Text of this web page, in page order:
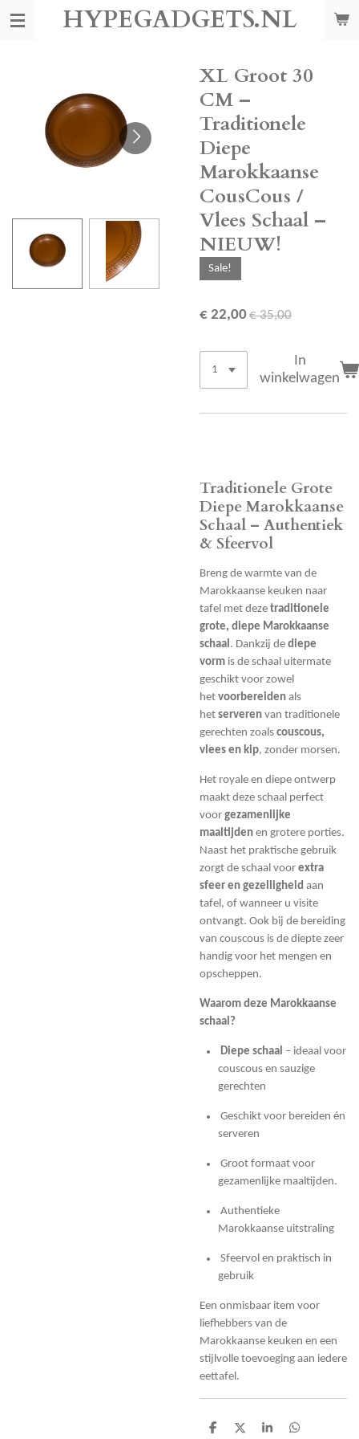
Ga
HYPEGADGETS.NL
XL Groot 30
CM –
Traditionele
Diepe
Marokkaanse
CousCous /
Vlees Schaal –
NIEUW!
Sale!
€ 22,00€ 35,00
In
winkelwagen
Traditionele Grote
Diepe Marokkaanse
Schaal – Authentiek
& Sfeervol
Breng de warmte van de
Marokkaanse keuken naar
tafel met deze traditionele
grote, diepe Marokkaanse
schaal . Dankzij de diepe
vorm is de schaal uitermate
geschikt voor zowel
het voorbereiden als
het serveren van traditionele
gerechten zoals couscous,
vlees en kip, zonder morsen.
Het royale en diepe ontwerp
maakt deze schaal perfect
voor gezamenlijke
maaltijden en grotere porties.
Naast het praktische gebruik
zorgt de schaal voor extra
sfeer en gezelligheid aan
tafel, of wanneer u visite
ontvangt. Ook bij de bereiding
van couscous is de diepte zeer
handig voor het mengen en
opscheppen.
Waarom deze Marokkaanse
schaal?
Diepe schaal – ideaal voor
couscous en sauzige
gerechten
Geschikt voor bereiden én
serveren
Groot formaat voor
gezamenlijke maaltijden.
Authentieke
Marokkaanse uitstraling
Sfeervol en praktisch in
gebruik
Een onmisbaar item voor
liefhebbers van de
Marokkaanse keuken en een
stijlvolle toevoeging aan iedere
eettafel.
D
D
S
D